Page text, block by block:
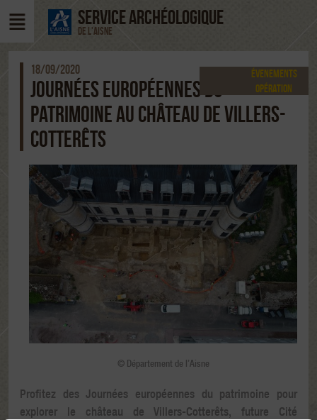
SERVICE ARCHÉOLOGIQUE
DE L'AISNE
18/09/2020
JOURNÉES EUROPÉENNES DU
PATRIMOINE AU CHÂTEAU DE VILLERS-
COTTERÊTS
Évenements
Opération
archéologique
© Département de l’Aisne
Profitez des Journées européennes du patrimoine pour
explorer le château de Villers-Cotterêts, future Cité